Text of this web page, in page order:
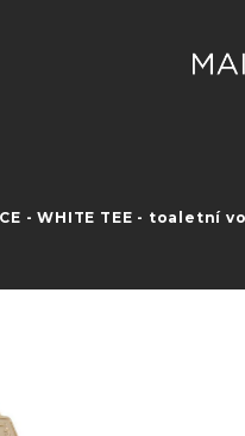
- WHITE TEE - toaletní